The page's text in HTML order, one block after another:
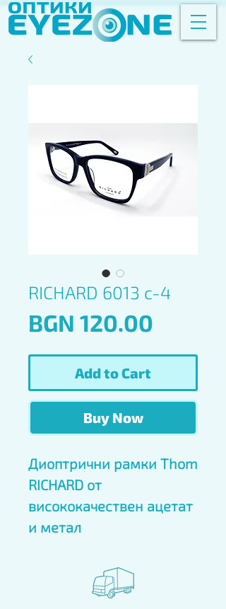
RICHARD 6013 c-4
BGN 120.00
Add to Cart
Buy Now
Диоптрични рамки Thom
RICHARD от
висококачествен ацетат
и метал